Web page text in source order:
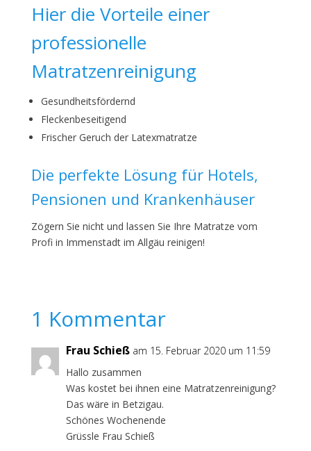
Hier die Vorteile einer
professionelle
Matratzenreinigung
Gesundheitsfördernd
Fleckenbeseitigend
Frischer Geruch der Latexmatratze
Die perfekte Lösung für Hotels,
Pensionen und Krankenhäuser
Zögern Sie nicht und lassen Sie Ihre Matratze vom
Profi in Immenstadt im Allgäu reinigen!
1 Kommentar
Frau Schieß am 15. Februar 2020 um 11:59
Hallo zusammen
Was kostet bei ihnen eine Matratzenreinigung?
Das wäre in Betzigau.
Schönes Wochenende
Grüssle Frau Schieß